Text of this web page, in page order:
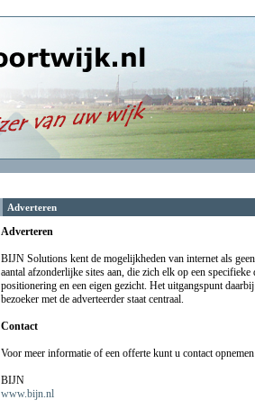
Adverteren
Adverteren
BIJN Solutions kent de mogelijkheden van internet als
aantal afzonderlijke sites aan, die zich elk op een specifieke
positionering en een eigen gezicht. Het uitgangspunt
bezoeker met de adverteerder staat centraal.
Contact
Voor meer informatie of een offerte kunt u contact
BIJN
www.bijn.nl